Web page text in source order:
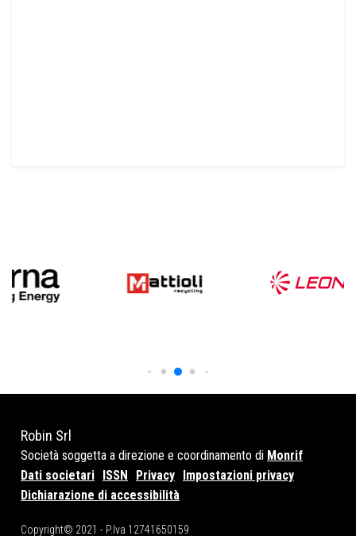
Robin Srl
Società soggetta a direzione e coordinamento di Monrif
Dati societari
ISSN Privacy
Impostazioni privacy
Dichiarazione di accessibilità
Copyright© 2021 - P.Iva 12741650159